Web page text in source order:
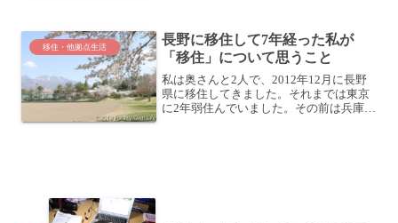
移住・他拠点生活
長野に移住して7年経った私が
「移住」について思うこと
私は奥さんと2人で、2012年12月に長野
県に移住してきました。それまでは東京
に2年弱住んでいました。その前は兵庫に